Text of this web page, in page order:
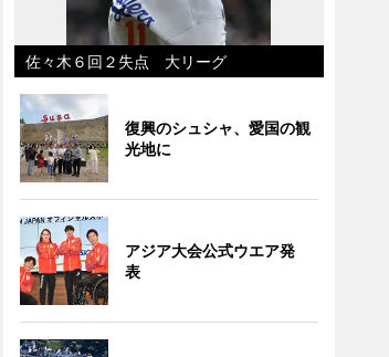
佐々木６回２失点 大リーグ
復興のシュシャ、愛国の観
光地に
アジア大会公式ウエア発
表